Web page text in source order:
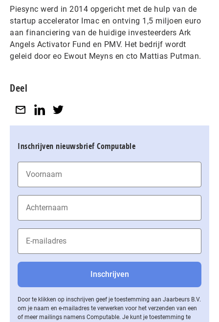
Piesync werd in 2014 opgericht met de hulp van de
startup accelerator Imac en ontving 1,5 miljoen euro
aan financiering van de huidige investeerders Ark
Angels Activator Fund en PMV. Het bedrijf wordt
geleid door eo Ewout Meyns en cto Mattias Putman.
Deel
Inschrijven nieuwsbrief Computable
Door te klikken op inschrijven geef je toestemming aan Jaarbeurs B.V.
om je naam en e-mailadres te verwerken voor het verzenden van een
of meer mailings namens Computable. Je kunt je toestemming te